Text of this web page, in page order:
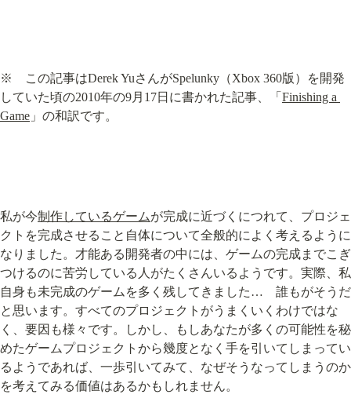
※　この記事はDerek YuさんがSpelunky（Xbox 360版）を開発
していた頃の2010年の9月17日に書かれた記事、「 Finishing a
Game 」の和訳です。
私が今制作しているゲームが完成に近づくにつれて、プロジェ
クトを完成させること自体について全般的によく考えるように
なりました。才能ある開発者の中には、ゲームの完成までこぎ
つけるのに苦労している人がたくさんいるようです。実際、私
自身も未完成のゲームを多く残してきました…　誰もがそうだ
と思います。すべてのプロジェクトがうまくいくわけではな
く、要因も様々です。しかし、もしあなたが多くの可能性を秘
めたゲームプロジェクトから幾度となく手を引いてしまってい
るようであれば、一歩引いてみて、なぜそうなってしまうのか
を考えてみる価値はあるかもしれません。